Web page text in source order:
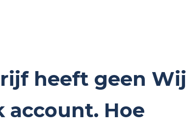
heeft geen Wij
account. Hoe